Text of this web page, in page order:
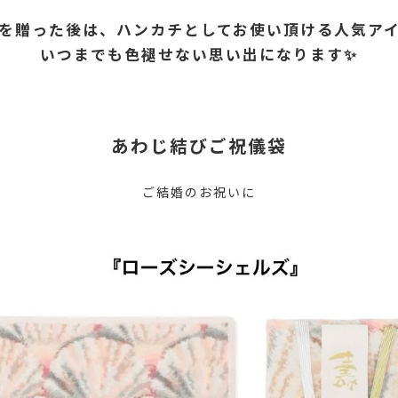
贈った後は、ハンカチとしてお使い頂ける人気ア
いつまでも色褪せない思い出になります✨️
あわじ結びご祝儀袋
ご結婚のお祝いに